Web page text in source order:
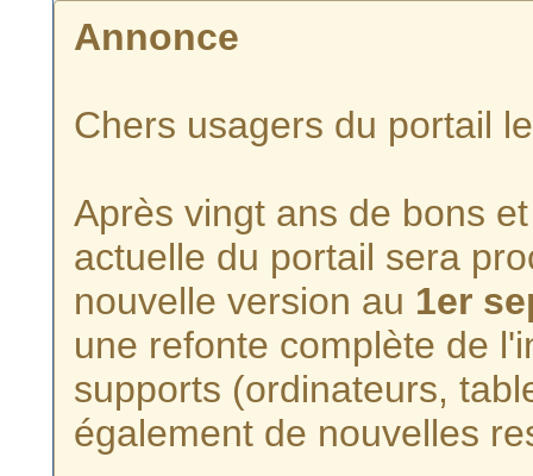
Annonce
Chers usagers du portail
Après vingt ans de bons
actuelle du portail sera
nouvelle version au 1er
une refonte complète de
supports (ordinateurs,
également de nouvelles